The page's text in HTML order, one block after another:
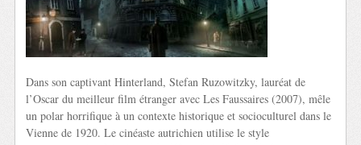
Dans son captivant Hinterland, Stefan Ruzowitzky, lauréat de
l’Oscar du meilleur film étranger avec Les Faussaires (2007), mêle
un polar horrifique à un contexte historique et socioculturel dans le
Vienne de 1920. Le cinéaste autrichien utilise le style